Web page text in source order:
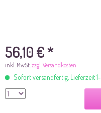
56,10 € *
inkl. MwSt.zzgl. Versandkosten
Sofort versandfertig, Lieferzeit